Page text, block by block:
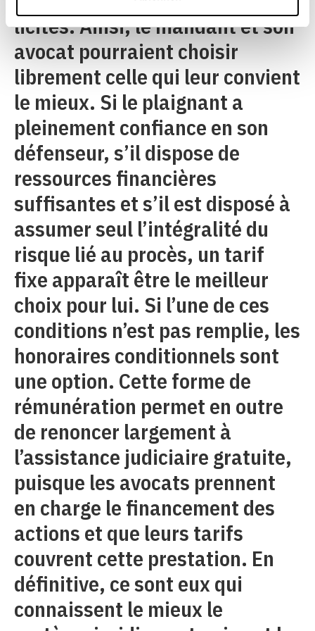
licites. Ainsi, le mandant et son
avocat pourraient choisir
librement celle qui leur convient
le mieux. Si le plaignant a
pleinement confiance en son
défenseur, s’il dispose de
ressources financières
suffisantes et s’il est disposé à
assumer seul l’intégralité du
risque lié au procès, un tarif
fixe apparaît être le meilleur
choix pour lui. Si l’une de ces
conditions n’est pas remplie, les
honoraires conditionnels sont
une option. Cette forme de
rémunération permet en outre
de renoncer largement à
l’assistance judiciaire gratuite,
puisque les avocats prennent
en charge le financement des
actions et que leurs tarifs
couvrent cette prestation. En
définitive, ce sont eux qui
connaissent le mieux le